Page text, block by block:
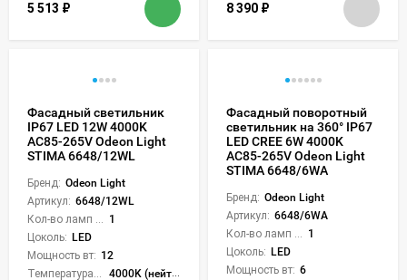
5 513 ₽ 8 390 ₽
Фасадный светильник
IP67 LED 12W 4000K
AC85-265V Odeon Light
STIMA 6648/12WL
Бренд: Odeon Light
Артикул: 6648/12WL
1
Цоколь: LED
Мощность вт: 12
4000K (нейтральный)
Фасадный поворотный
светильник на 360° IP67
LED CREE 6W 4000K
AC85-265V Odeon Light
STIMA 6648/6WA
Бренд: Odeon Light
Артикул: 6648/6WA
1
Цоколь: LED
Мощность вт: 6